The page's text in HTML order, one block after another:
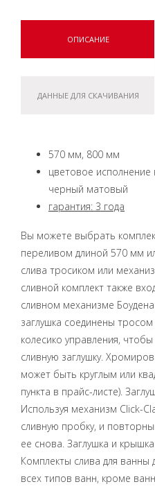
ОПИСАНИЕ
ДАННЫЕ ДЛЯ СКАЧИВАНИЯ
570 мм, 800 мм
цветовое
черный матовый
гарантия: 3 года
Вы можете выбрать
переливом длиной 570 мм
слива тросиком или
сливной комплект также
сливном механизме
заглушка соединены
колесико управления,
сливную заглушку.
может быть круглым или
пункта в прайс-листе).
Используя механизм Click-
сливную пробку, и
ее снова. Заглушка и
Комплекты слива для ванны
всех типов ванн, кроме